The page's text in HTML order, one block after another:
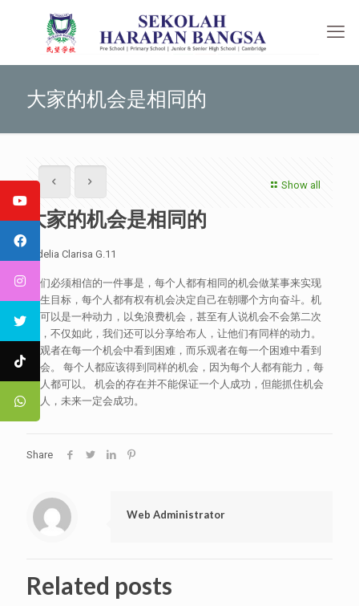
大家的机会是相同的
Show all
大家的机会是相同的
Adelia Clarisa G.11
我们必须相信的一件事是，每个人都有相同的机会做某事来实现
人生目标，每个人都有权有机会决定自己在朝哪​​个方向奋斗。机
会可以是一种动力，以免浪费机会，甚至有人说机会不会第二次
来，不仅如此，我们还可以分享给布人，让他们有同样的动力。
悲观者在每一个机会中看到困难，而乐观者在每一个困难中看到
机会。 每个人都应该得到同样的机会，因为每个人都有能力，每
个人都可以。 机会的存在并不能保证一个人成功，但能抓住机会
的人，未来一定会成功。
Share
Web Administrator
Related posts